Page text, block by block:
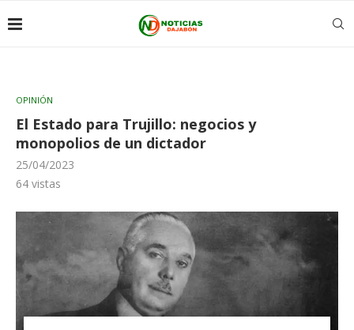
OPINIÓN
El Estado para Trujillo: negocios y
monopolios de un dictador
25/04/2023
64 vistas